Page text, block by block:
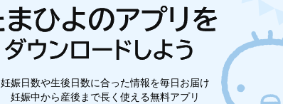
妊娠日数や生後日数に合った情報を毎日お届け
妊娠中から産後まで長く使える無料アプリ